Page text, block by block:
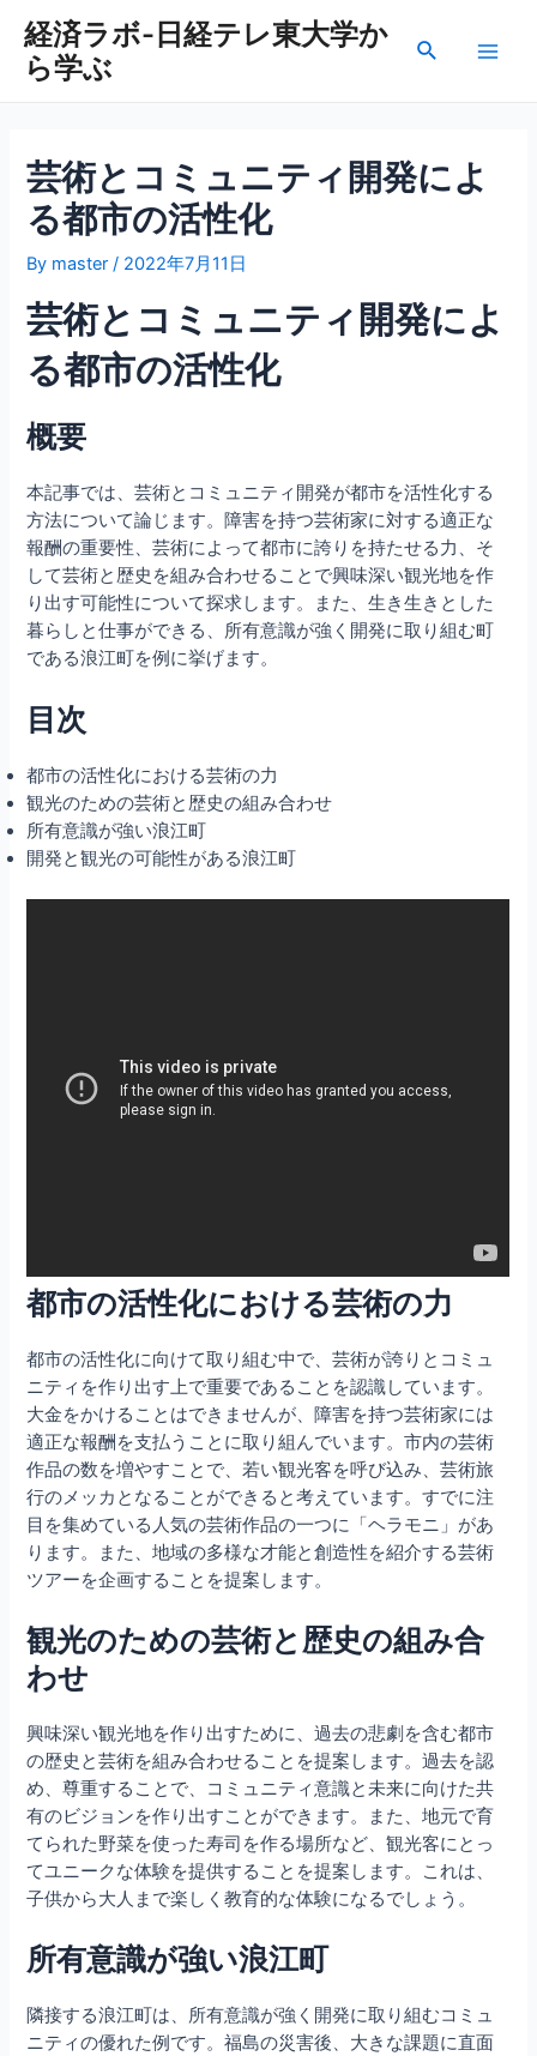
経済ラボ-日経テレ東大学か
ら学ぶ
検
芸術とコミュニティ開発によ
る都市の活性化
By master / 2022年7月11日
芸術とコミュニティ開発によ
る都市の活性化
概要
本記事では、芸術とコミュニティ開発が都市を活性化する
方法について論じます。障害を持つ芸術家に対する適正な
報酬の重要性、芸術によって都市に誇りを持たせる力、そ
して芸術と歴史を組み合わせることで興味深い観光地を作
り出す可能性について探求します。また、生き生きとした
暮らしと仕事ができる、所有意識が強く開発に取り組む町
である浪江町を例に挙げます。
目次
都市の活性化における芸術の力
観光のための芸術と歴史の組み合わせ
所有意識が強い浪江町
開発と観光の可能性がある浪江町
都市の活性化における芸術の力
都市の活性化に向けて取り組む中で、芸術が誇りとコミュ
ニティを作り出す上で重要であることを認識しています。
大金をかけることはできませんが、障害を持つ芸術家には
適正な報酬を支払うことに取り組んでいます。市内の芸術
作品の数を増やすことで、若い観光客を呼び込み、芸術旅
行のメッカとなることができると考えています。すでに注
目を集めている人気の芸術作品の一つに「ヘラモニ」があ
ります。また、地域の多様な才能と創造性を紹介する芸術
ツアーを企画することを提案します。
観光のための芸術と歴史の組み合
わせ
興味深い観光地を作り出すために、過去の悲劇を含む都市
の歴史と芸術を組み合わせることを提案します。過去を認
め、尊重することで、コミュニティ意識と未来に向けた共
有のビジョンを作り出すことができます。また、地元で育
てられた野菜を使った寿司を作る場所など、観光客にとっ
てユニークな体験を提供することを提案します。これは、
子供から大人まで楽しく教育的な体験になるでしょう。
所有意識が強い浪江町
隣接する浪江町は、所有意識が強く開発に取り組むコミュ
ニティの優れた例です。福島の災害後、大きな課題に直面